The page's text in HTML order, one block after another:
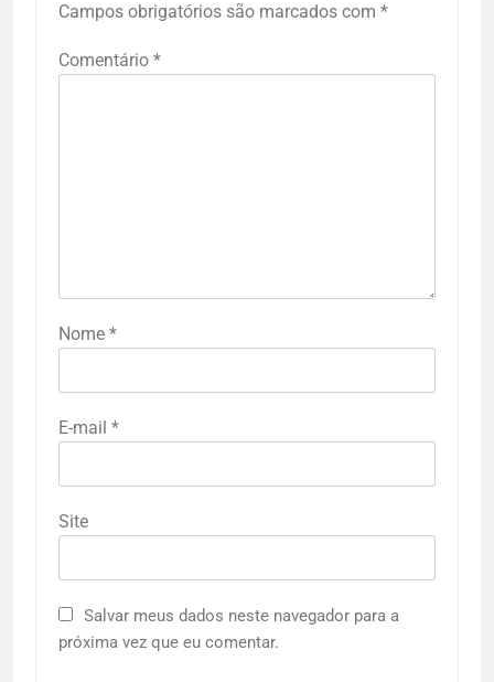
Campos obrigatórios são marcados com *
Comentário *
Nome *
E-mail *
Site
Salvar meus dados neste navegador para a
próxima vez que eu comentar.